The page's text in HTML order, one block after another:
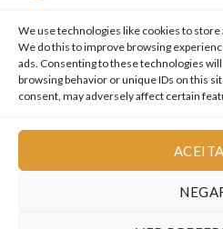
We use technologies like cookies to
We do this to improve browsing
ads. Consenting to these technologies
browsing behavior or unique IDs on this
consent, may adversely affect certain
Rua José
CINCO –
CEP: